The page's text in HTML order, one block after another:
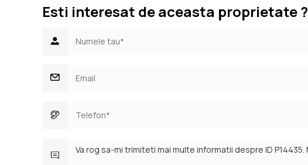
Esti interesat de aceasta proprietate ?